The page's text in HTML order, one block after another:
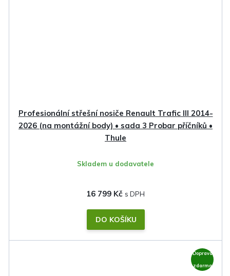
Profesionální střešní nosiče Renault Trafic III 2014-
2026 (na montážní body) • sada 3 Probar příčníků •
Thule
Skladem u dodavatele
16 799 Kč
DO KOŠÍKU
Doprava
zdarma